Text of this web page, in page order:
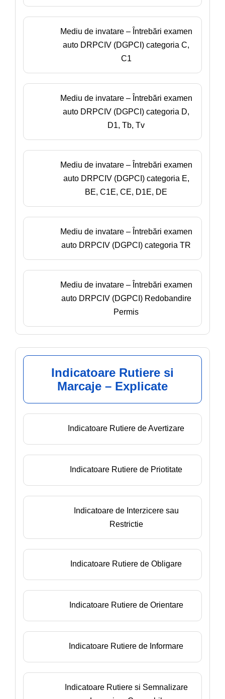
Mediu de invatare – Întrebări examen
auto DRPCIV (DGPCI) categoria C,
C1
Mediu de invatare – Întrebări examen
auto DRPCIV (DGPCI) categoria D,
D1, Tb, Tv
Mediu de invatare – Întrebări examen
auto DRPCIV (DGPCI) categoria E,
BE, C1E, CE, D1E, DE
Mediu de invatare – Întrebări examen
auto DRPCIV (DGPCI) categoria TR
Mediu de invatare – Întrebări examen
auto DRPCIV (DGPCI) Redobandire
Permis
Indicatoare Rutiere si
Marcaje – Explicate
Indicatoare Rutiere de Avertizare
Indicatoare Rutiere de Priotitate
Indicatoare de Interzicere sau
Restrictie
Indicatoare Rutiere de Obligare
Indicatoare Rutiere de Orientare
Indicatoare Rutiere de Informare
Indicatoare Rutiere si Semnalizare